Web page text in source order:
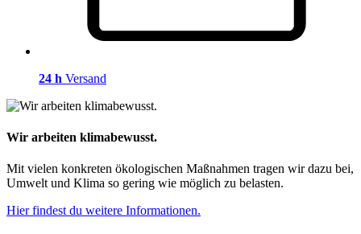
24 h Versand
Wir arbeiten klimabewusst.
Mit vielen konkreten ökologischen Maßnahmen tragen wir dazu bei,
Umwelt und Klima so gering wie möglich zu belasten.
Hier findest du weitere Informationen.